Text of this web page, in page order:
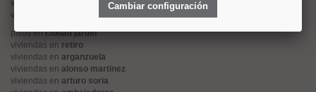
viviendas en
viviendas en
pisos enciudad jardín
viviendas en retiro
viviendas en arganzuela
viviendas en alonso martinez
viviendas en arturo soria
Cambiar configuración